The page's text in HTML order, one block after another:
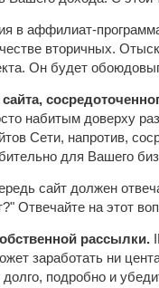
в аффилиат-
вторичных.
Он будет
набитым доверху
Сети, напротив,
для Вашего
сайт должен
Отвечайте на этот
рассылки.
заработать ни
подробно и